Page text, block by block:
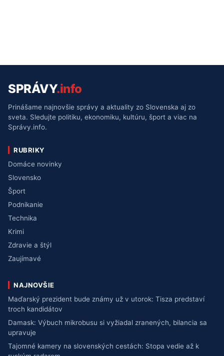
SPRÁVY.info
Prinášame najnovšie správy a aktuality zo Slovenska aj zo
sveta. Sledujte politiku, ekonomiku, kultúru, šport a viac na
Správy.info.
RUBRIKY
Domáce novinky
Slovensko
Šport
Podnikanie
Technika
Krimi
Zdravie a štýl
Zaujímavé
NAJNOVŠIE
Maďarský prezident bude známy už v utorok: Tisza predstaví
troch kandidátov
Damask: Výbuch mikrobusu si vyžiadal zranených, bilancia sa
upravuje
Tajomné kamery na slovenských cestách: Stopa vedie až k